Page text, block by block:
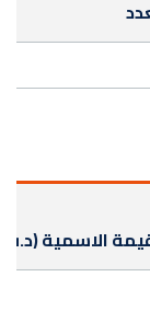
الاسمية (د.ت)